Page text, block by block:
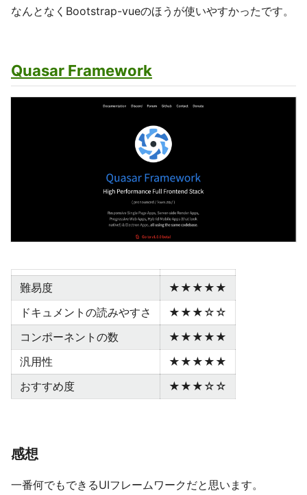
なんとなくBootstrap-vueのほうが使いやすかったです。
Quasar Framework
難易度
★★★★★
ドキュメントの読みやすさ
★★★☆☆
コンポーネントの数
★★★★★
汎用性
★★★★★
おすすめ度
★★★☆☆
感想
一番何でもできるUIフレームワークだと思います。